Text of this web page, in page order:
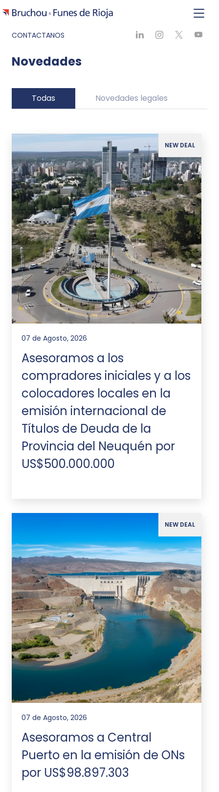
CONTACTANOS
Novedades
Todas Novedades legales
NEW DEAL
07 de Agosto, 2026
Asesoramos a los
compradores iniciales y a los
colocadores locales en la
emisión internacional de
Títulos de Deuda de la
Provincia del Neuquén por
US$500.000.000
NEW DEAL
07 de Agosto, 2026
Asesoramos a Central
Puerto en la emisión de ONs
por US$98.897.303